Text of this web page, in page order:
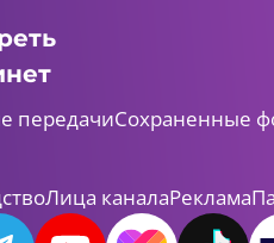
передачиСохраненные
Лица каналаРеклама